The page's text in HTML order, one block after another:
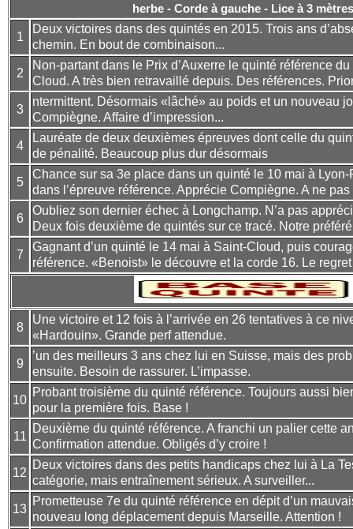
herbe - Corde à gauche - Lice à 3
1
Deux victoires dans des quintés en 2015. Trois ans
chemin. En bout de combinaison...
2
Non-partant dans le Prix d’Auxerre le quinté référence
Cloud. A très bien retravaillé depuis. Des références.
3
ntermittent. Désormais «lâché» au poids et un nouveau
Compiègne. Affaire d’impression...
4
Lauréate de deux deuxièmes épreuves dont celle du
de pénalité. Beaucoup plus dur désormais
5
Chance sur sa 3e place dans un quinté le 10 mai à
dans l’épreuve référence. Apprécie Compiègne. A ne pas
6
Oubliez son dernier échec à Longchamp. N’a pas
Deux fois deuxième de quintés sur ce tracé. Notre
7
Gagnant d’un quinté le 14 mai à Saint-Cloud, puis
référence. «Benoist» le découvre et la corde 16. Le regret
8
Une victoire et 12 fois à l’arrivée en 26 tentatives à ce
«Hardouin». Grande perf attendue.
9
’un des meilleurs 3 ans chez lui en Suisse, mais des
ensuite. Besoin de rassurer. L’impasse.
10
Probant troisième du quinté référence. Toujours aussi
pour la première fois. Base !
11
Deuxième du quinté référence. A franchi un palier cette
Confirmation attendue. Obligés d’y croire !
12
Deux victoires dans des petits handicaps chez lui à La
catégorie, mais entraînement sérieux. A surveiller...
13
Prometteuse 7e du quinté référence en dépit d’un
nouveau long déplacement depuis Marseille. Attention !